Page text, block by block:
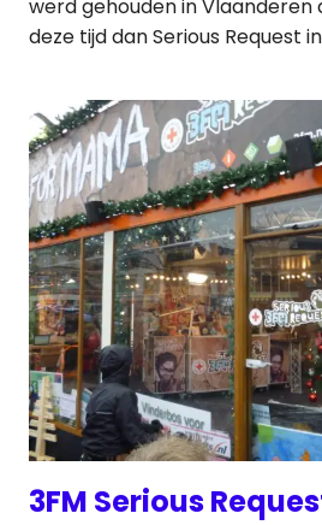
werd gehouden in Vlaanderen
deze tijd dan Serious Request
3FM Serious